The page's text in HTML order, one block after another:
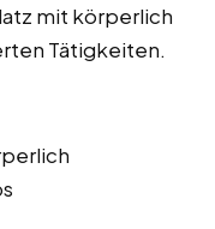
mit körperlich
Tätigkeiten.